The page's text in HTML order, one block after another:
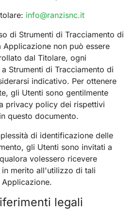
info@ranzisnc.it
di Strumenti di Tracciamento di
Applicazione non può essere
dal Titolare, ogni
Strumenti di Tracciamento di
indicativo. Per ottenere
gli Utenti sono gentilmente
privacy policy dei rispettivi
questo documento.
di identificazione delle
gli Utenti sono invitati a
volessero ricevere
merito all'utilizzo di tali
legali